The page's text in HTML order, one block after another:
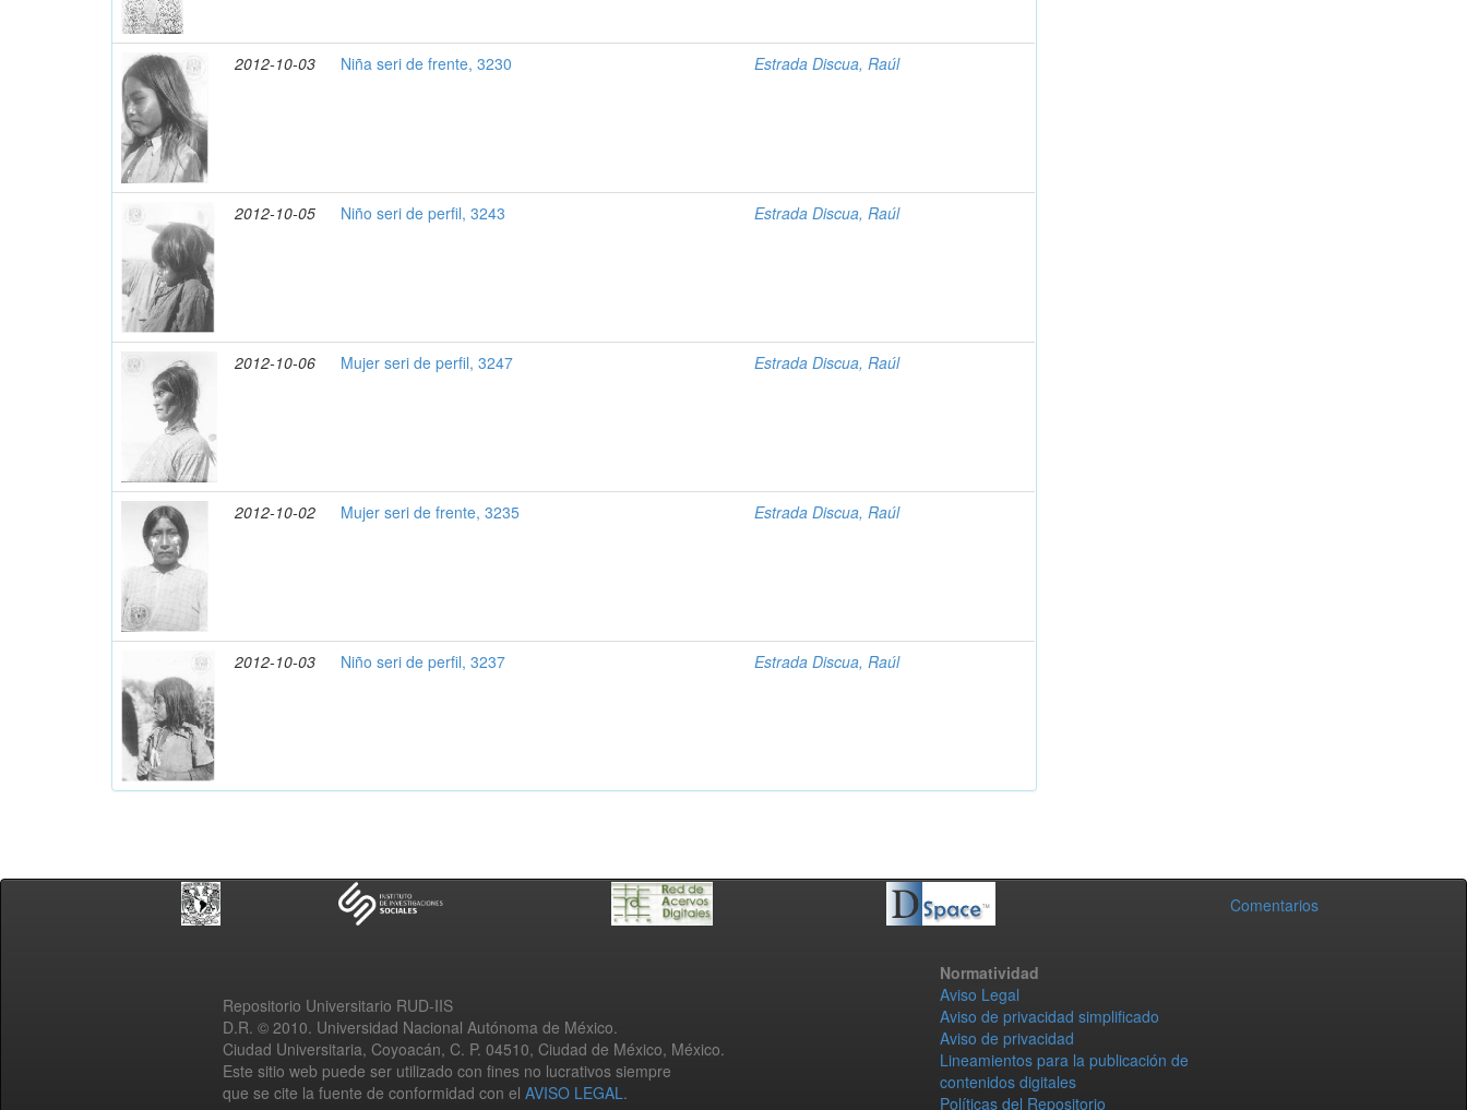
2012-10-03 Niña seri de frente, 3230 Estrada Discua, Raúl
2012-10-05 Niño seri de perfil, 3243 Estrada Discua, Raúl
2012-10-06 Mujer seri de perfil, 3247 Estrada Discua, Raúl
2012-10-02 Mujer seri de frente, 3235 Estrada Discua, Raúl
2012-10-03 Niño seri de perfil, 3237 Estrada Discua, Raúl
Comentarios
Repositorio Universitario RUD-IIS
D.R. © 2010. Universidad Nacional Autónoma de México.
Ciudad Universitaria, Coyoacán, C. P. 04510, Ciudad de México, México.
Este sitio web puede ser utilizado con fines no lucrativos siempre
que se cite la fuente de conformidad con el AVISO LEGAL.
Normatividad
Aviso Legal
Aviso de privacidad simplificado
Aviso de privacidad
Lineamientos para la publicación de
contenidos digitales
Políticas del Repositorio